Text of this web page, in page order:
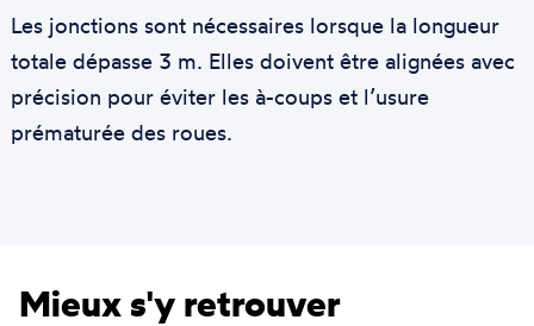
Les jonctions sont nécessaires lorsque la longueur
totale dépasse 3 m. Elles doivent être alignées avec
précision pour éviter les à-coups et l’usure
prématurée des roues.
Mieux s'y retrouver